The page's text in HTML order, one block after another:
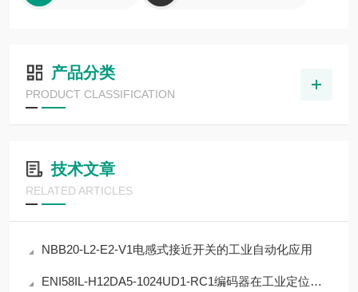
产品分类
PRODUCT CLASSIFICATION
技术文章
RELATED ARTICLES
NBB20-L2-E2-V1电感式接近开关的工业自动化应用
ENI58IL-H12DA5-1024UD1-RC1编码器在工业定位中的应用